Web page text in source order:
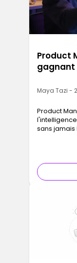
Product
gagnant
Maya Tazi -
Product
sans